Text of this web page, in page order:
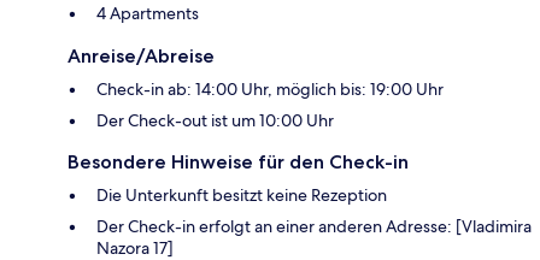
4 Apartments
Anreise/Abreise
Check-in ab: 14:00 Uhr, möglich bis: 19:00 Uhr
Der Check-out ist um 10:00 Uhr
Besondere Hinweise für den Check-in
Die Unterkunft besitzt keine Rezeption
Der Check-in erfolgt an einer anderen Adresse: [Vladimira
Nazora 17]